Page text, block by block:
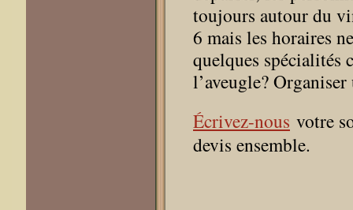
toujours autour du
6 mais les horaires
quelques spécialités
l’aveugle?
Écrivez-nous votre
devis ensemble.